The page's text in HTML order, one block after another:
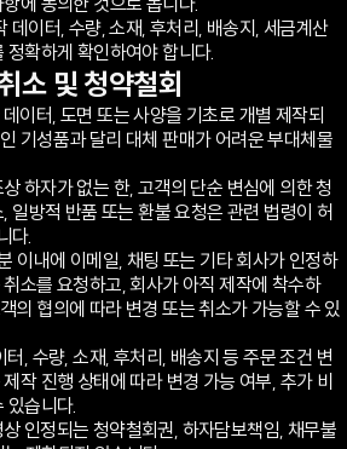
이터, 수량, 소재, 후처리, 배송지, 세금계산
확하게 확인하여야 합니다.
소 및 청약철회
이터, 도면 또는 사양을 기초로 개별 제작되
기성품과 달리 대체 판매가 어려운 부대체물
하자가 없는 한, 고객의 단순 변심에 의한 청
일방적 반품 또는 환불 요청은 관련 법령이 허
다.
이내에 이메일, 채팅 또는 기타 회사가 인정하
소를 요청하고, 회사가 아직 제작에 착수하
의 협의에 따라 변경 또는 취소가 가능할 수 있
, 수량, 소재, 후처리, 배송지 등 주문 조건 변
작 진행 상태에 따라 변경 가능 여부, 추가 비
있습니다.
인정되는 청약철회권, 하자담보책임, 채무불